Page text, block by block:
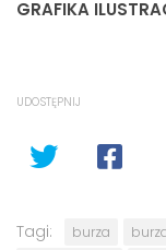
GRAFIKA
UDOSTĘPNIJ
Tagi: burza